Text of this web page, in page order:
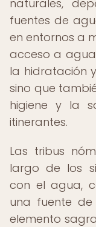
naturales,
fuentes de
en entornos a
acceso a
la hidratación
sino que
higiene y la
itinerantes.
Las tribus
largo de los
con el agua,
una fuente
elemento